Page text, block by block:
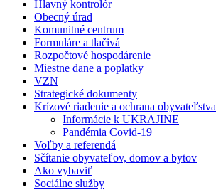
Hlavný kontrolór
Obecný úrad
Komunitné centrum
Formuláre a tlačivá
Rozpočtové hospodárenie
Miestne dane a poplatky
VZN
Strategické dokumenty
Krízové riadenie a ochrana obyvateľstva
Informácie k UKRAJINE
Pandémia Covid-19
Voľby a referendá
Sčítanie obyvateľov, domov a bytov
Ako vybaviť
Sociálne služby